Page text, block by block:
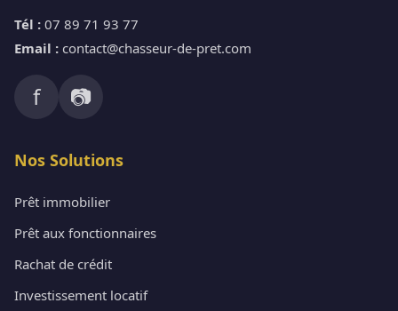
Tél : 07 89 71 93 77
Email : contact@chasseur-de-pret.com
f 📷
Nos Solutions
Prêt immobilier
Prêt aux fonctionnaires
Rachat de crédit
Investissement locatif